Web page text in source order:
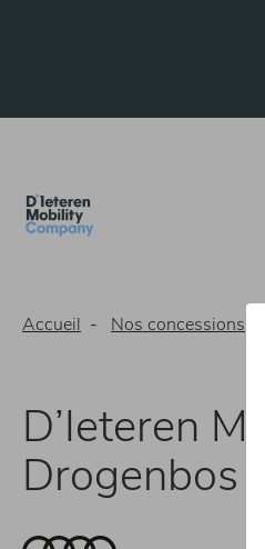
Accueil Nos concessions
D’Ieteren
Drogenbos